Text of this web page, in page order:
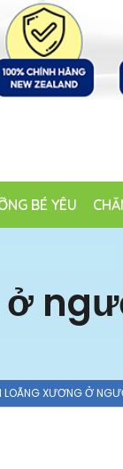
BÉ YÊU
LOÃNG XƯƠNG Ở